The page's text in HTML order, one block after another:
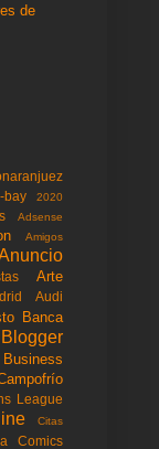
de
bay
2020
Adsense
Amigos
Arte
Audi
Banca
Blogger
Business
League
Citas
Comics